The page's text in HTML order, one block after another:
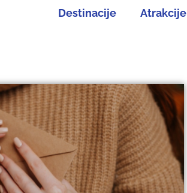
Destinacije Atrakcije